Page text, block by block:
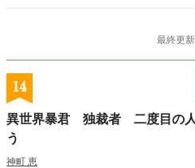
最終更
14
異世界暴君 独裁者 二度目の人
う
神町 恵